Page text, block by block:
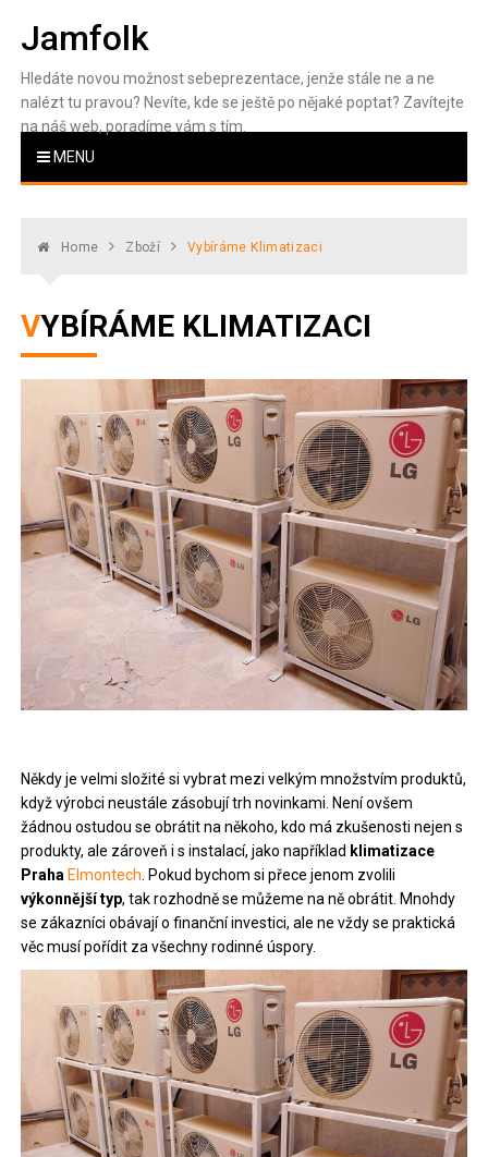
Jamfolk
Hledáte novou možnost sebeprezentace, jenže stále ne a ne
nalézt tu pravou? Nevíte, kde se ještě po nějaké poptat? Zavítejte
na náš web, poradíme vám s tím.
MENU
Home Zboží Vybíráme Klimatizaci
VYBÍRÁME KLIMATIZACI
Někdy je velmi složité si vybrat mezi velkým množstvím produktů,
když výrobci neustále zásobují trh novinkami. Není ovšem
žádnou ostudou se obrátit na někoho, kdo má zkušenosti nejen s
produkty, ale zároveň i s instalací, jako například klimatizace
Praha Elmontech . Pokud bychom si přece jenom zvolili
výkonnější typ, tak rozhodně se můžeme na ně obrátit. Mnohdy
se zákazníci obávají o finanční investici, ale ne vždy se praktická
věc musí pořídit za všechny rodinné úspory.